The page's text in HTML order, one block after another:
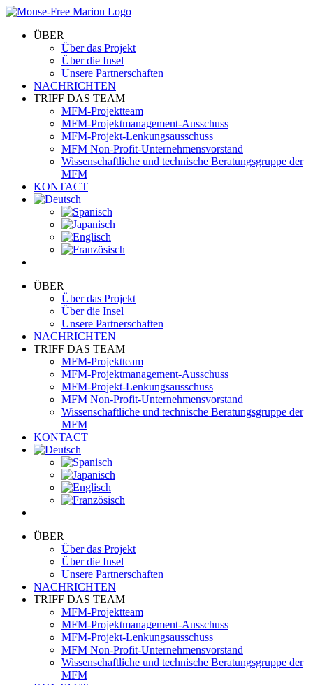
Skip
contentÜBER
Über das Projekt
Über die Insel
Unsere Partnerschaften
NACHRICHTEN
TRIFF DAS TEAM
MFM-Projektteam
MFM-Projektmanagement-Ausschuss
MFM-Projekt-Lenkungsausschuss
MFM Non-Profit-Unternehmensvorstand
Wissenschaftliche und technische Beratungsgruppe der
MFM
KONTACT
ÜBER
Über das Projekt
Über die Insel
Unsere Partnerschaften
NACHRICHTEN
TRIFF DAS TEAM
MFM-Projektteam
MFM-Projektmanagement-Ausschuss
MFM-Projekt-Lenkungsausschuss
MFM Non-Profit-Unternehmensvorstand
Wissenschaftliche und technische Beratungsgruppe der
MFM
KONTACT
ÜBER
Über das Projekt
Über die Insel
Unsere Partnerschaften
NACHRICHTEN
TRIFF DAS TEAM
MFM-Projektteam
MFM-Projektmanagement-Ausschuss
MFM-Projekt-Lenkungsausschuss
MFM Non-Profit-Unternehmensvorstand
Wissenschaftliche und technische Beratungsgruppe der
MFM